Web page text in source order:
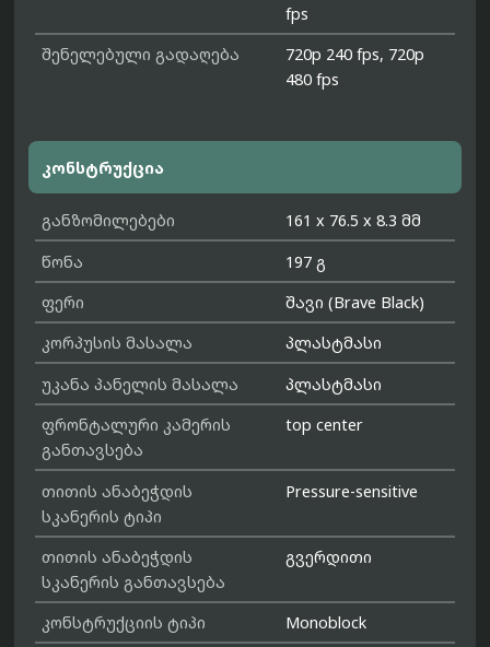
fps
შენელებული გადაღება
720p 240 fps, 720p
480 fps
კონსტრუქცია
განზომილებები
161 x 76.5 x 8.3 მმ
წონა
197 გ
ფერი
შავი (Brave Black)
კორპუსის მასალა
პლასტმასი
უკანა პანელის მასალა
პლასტმასი
ფრონტალური კამერის
განთავსება
top center
თითის ანაბეჭდის
სკანერის ტიპი
Pressure-sensitive
თითის ანაბეჭდის
სკანერის განთავსება
გვერდითი
კონსტრუქციის ტიპი
Monoblock